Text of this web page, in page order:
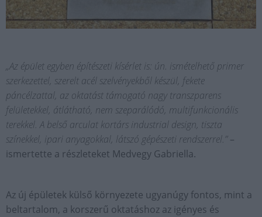
„Az épület egyben építészeti kísérlet is: ún. ismételhető primer
szerkezettel, szerelt acél szelvényekből készül, fekete
páncélzattal, az oktatást támogató nagy transzparens
felületekkel, átlátható, nem szeparálódó, multifunkcionális
terekkel. A belső arculat kortárs industrial design, tiszta
színekkel, ipari anyagokkal, látszó gépészeti rendszerrel.”–
ismertette a részleteket Medvegy Gabriella.
Az új épületek külső környezete ugyanúgy fontos, mint a
beltartalom, a korszerű oktatáshoz az igényes és